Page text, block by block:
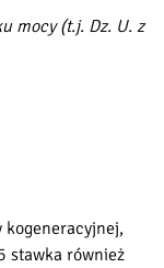
mocy (t.j. Dz. U. z
kogeneracyjnej,
stawka również